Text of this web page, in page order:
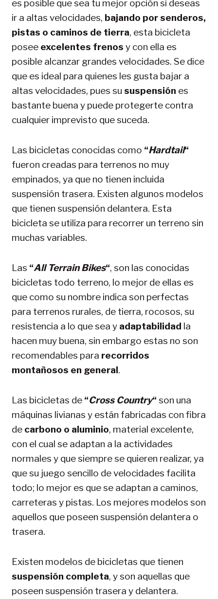
es posible que sea tu mejor opción si deseas
ir a altas velocidades, bajando por senderos,
pistas o caminos de tierra, esta bicicleta
posee excelentes frenos y con ella es
posible alcanzar grandes velocidades. Se dice
que es ideal para quienes les gusta bajar a
altas velocidades, pues su suspensión es
bastante buena y puede protegerte contra
cualquier imprevisto que suceda.
Las bicicletas conocidas como “Hardtail“
fueron creadas para terrenos no muy
empinados, ya que no tienen incluida
suspensión trasera. Existen algunos modelos
que tienen suspensión delantera. Esta
bicicleta se utiliza para recorrer un terreno sin
muchas variables.
Las “All Terrain Bikes“, son las conocidas
bicicletas todo terreno, lo mejor de ellas es
que como su nombre indica son perfectas
para terrenos rurales, de tierra, rocosos, su
resistencia a lo que sea y adaptabilidad la
hacen muy buena, sin embargo estas no son
recomendables para recorridos
montañosos en general.
Las bicicletas de “Cross Country“ son una
máquinas livianas y están fabricadas con fibra
de carbono o aluminio, material excelente,
con el cual se adaptan a la actividades
normales y que siempre se quieren realizar, ya
que su juego sencillo de velocidades facilita
todo; lo mejor es que se adaptan a caminos,
carreteras y pistas. Los mejores modelos son
aquellos que poseen suspensión delantera o
trasera.
Existen modelos de bicicletas que tienen
suspensión completa, y son aquellas que
poseen suspensión trasera y delantera.